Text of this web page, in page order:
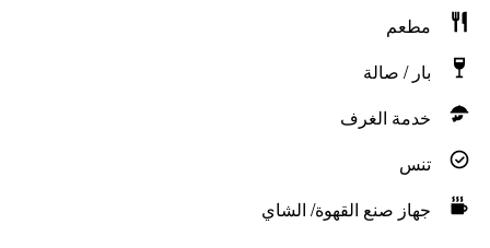
مطعم
بار / صالة
خدمة الغرف
تنس
جهاز صنع القهوة/ الشاي